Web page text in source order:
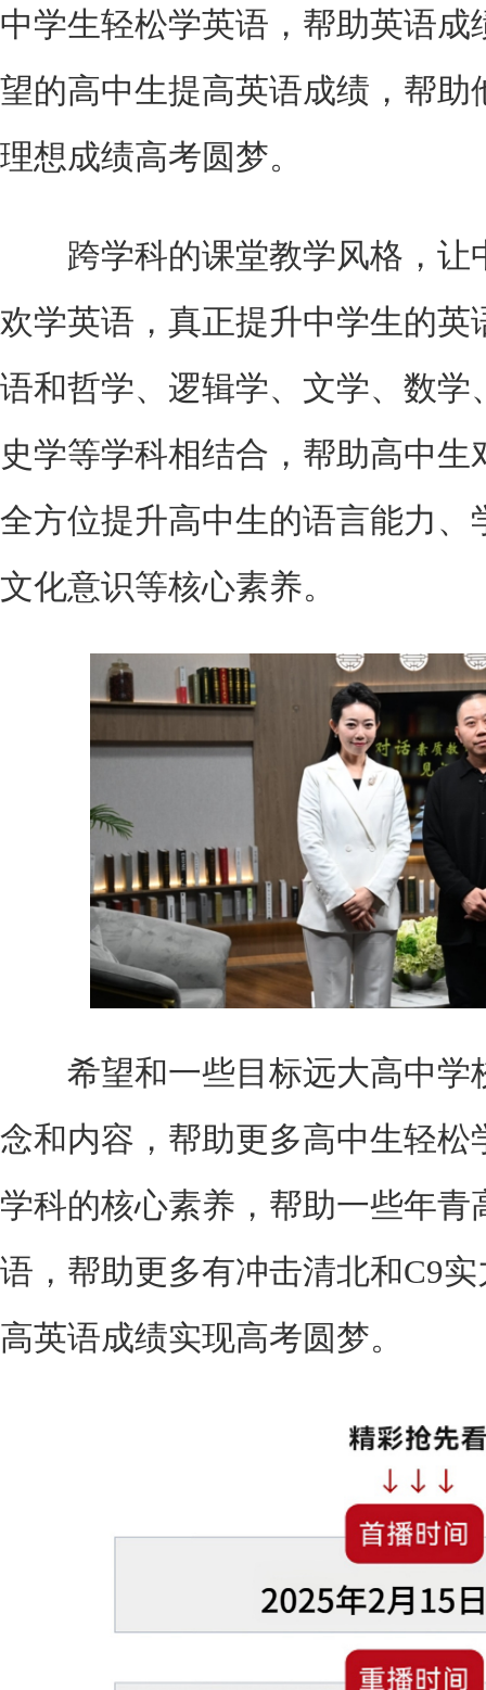
中学生轻松学英语，帮助英语成
望的高中生提高英语成绩，帮助
理想成绩高考圆梦。
跨学科的课堂教学风格，让
欢学英语，真正提升中学生的英
语和哲学、逻辑学、文学、数学
史学等学科相结合，帮助高中
全方位提升高中生的语言能力、
文化意识等核心素养。
希望和一些目标远大高中学
念和内容，帮助更多高中生轻松
学科的核心素养，帮助一些年青
语，帮助更多有冲击清北和C9
高英语成绩实现高考圆梦。